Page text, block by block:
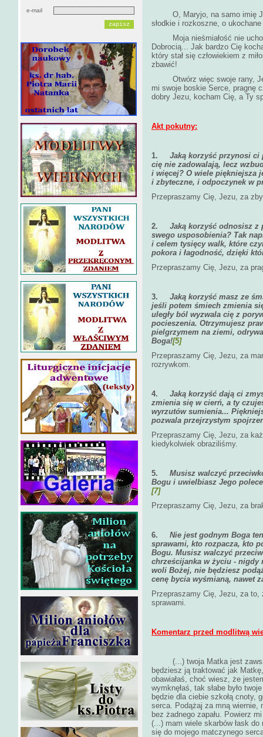
e-mail
O, Maryjo, na samo imię
słodkie i rozkoszne, o
Moja nieśmiałość nie
Dobrocią... Jak bardzo Cię
który stał się człowiekiem z
zbawić!
Otwórz więc swoje rany,
mi swoje boskie Serce, pragnę
dobry Jezu, kocham Cię, a Ty
Akt pokutny:
1. Jaką korzyść przynosi
cię nie zadowalają, lecz
i więcej? O wiele piękniejsza
i zbyteczne, i odpoczynek w
Przepraszamy Cię, Jezu, za
2. Jaką korzyść odnosisz z
swego usposobienia? Tak
i celem tysięcy walk, które
pokora i łagodność, dzięki
Przepraszamy Cię, Jezu, za
3. Jaką korzyść masz ze
jeśli potem śmiech zmienia
uległy ból wyzwala cię z
pocieszenia. Otrzymujesz
pielgrzymem na ziemi,
Boga![5]
Przepraszamy Cię, Jezu, za
rozrywkom.
4. Jaką korzyść dają ci
zmienia się w cierń, a ty
wyrzutów sumienia...
pozwala przejrzystym
Przepraszamy Cię, Jezu, za
kiedykolwiek obraziliśmy.
5. Musisz walczyć
Bogu i uwielbiasz Jego
[7]
Przepraszamy Cię, Jezu, za
6. Nie jest godnym Boga
sprawami, kto rozpacza, kto
Bogu. Musisz walczyć
chrześcijanka w życiu - nigdy
woli Bożej, nie będziesz
cenę bycia wyśmianą, nawet
Przepraszamy Cię, Jezu, za
sprawami.
Komentarz przed modlitwą
(...) twoja Matka jest
będziesz ją traktować jak
obawiałaś, choć wiesz, że
wymknęłaś, tak słabe było
będzie dla ciebie szkołą cnoty,
serca. Podążaj za mną wiernie,
bez żadnego zapału. Powierz
(...) mam wiele skarbów łask
się do mojego matczynego